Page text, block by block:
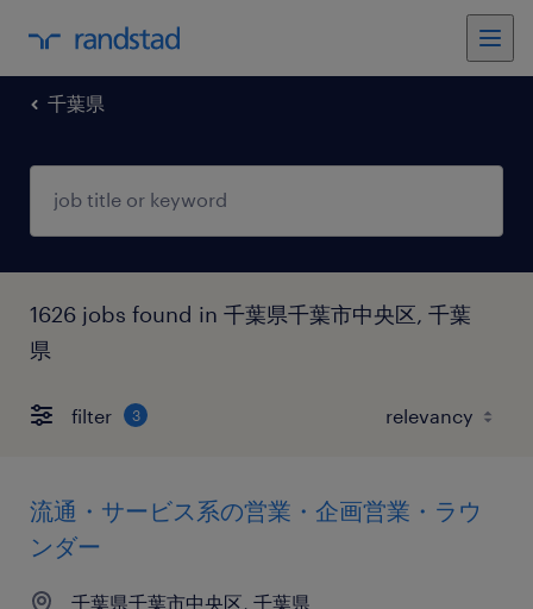
千葉県
1626 jobs found in 千葉県千葉市中央区, 千葉
県
filter 3
流通・サービス系の営業・企画営業・ラウ
ンダー
千葉県千葉市中央区, 千葉県